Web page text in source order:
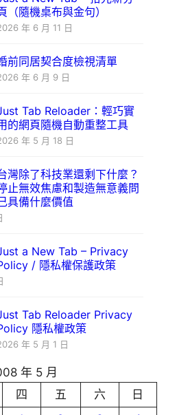
（隨機桌布與金句）
年 6 月 11 日
前同居契合度檢視清單
年 6 月 9 日
Tab Reloader：輕巧實
的網頁隨機自動重整工具
年 5 月 18 日
灣除了科技業還剩下什麼？
止無效焦慮和製造無意義問
具備什麼價值
a New Tab – Privacy
/ 隱私權保護政策
Tab Reloader Privacy
隱私權政策
年 5 月 1 日
年 5 月
四 五 六
日